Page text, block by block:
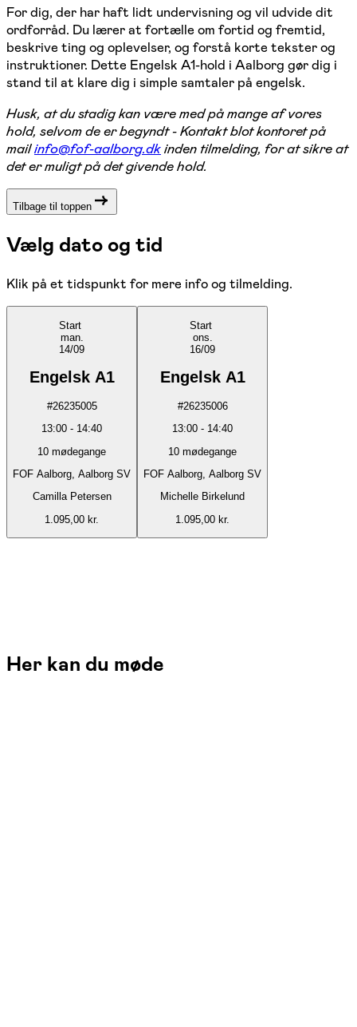
For dig, der har haft lidt undervisning og vil udvide dit
ordforråd. Du lærer at fortælle om fortid og fremtid,
beskrive ting og oplevelser, og forstå korte tekster og
instruktioner. Dette Engelsk A1-hold i Aalborg gør dig i
stand til at klare dig i simple samtaler på engelsk.
Husk, at du stadig kan være med på mange af vores
hold, selvom de er begyndt - Kontakt blot kontoret på
mailinfo@fof-aalborg.dkinden tilmelding, for at sikre at
det er muligt på det givende hold.
Tilbage til toppen
Vælg dato og tid
Klik på et tidspunkt for mere info og tilmelding.
Start
man.
14/09
Engelsk A1
#26235005
13:00 - 14:40
10 mødegange
FOF Aalborg, Aalborg SV
Camilla Petersen
1.095,00 kr.
Start
ons.
16/09
Engelsk A1
#26235006
13:00 - 14:40
10 mødegange
FOF Aalborg, Aalborg SV
Michelle Birkelund
1.095,00 kr.
Her kan du møde